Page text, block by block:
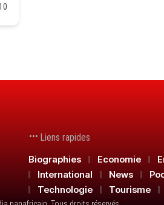
Liens rapides
Biographies
Economie
International
News
Technologie
Tourisme